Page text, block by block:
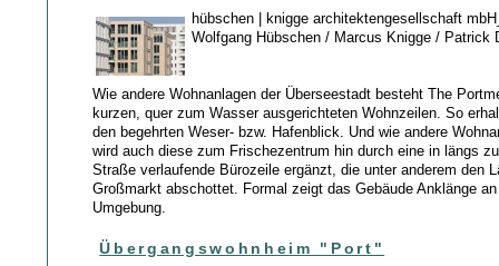
hübschen | knigge architektengesellschaft
Wolfgang Hübschen / Marcus Knigge / Patrick
Wie andere Wohnanlagen der Überseestadt besteht The
kurzen, quer zum Wasser ausgerichteten Wohnzeilen. So
den begehrten Weser- bzw. Hafenblick. Und wie andere
wird auch diese zum Frischezentrum hin durch eine in längs
Straße verlaufende Bürozeile ergänzt, die unter anderem den
Großmarkt abschottet. Formal zeigt das Gebäude Anklänge
Umgebung.
Übergangswohnheim "Port"